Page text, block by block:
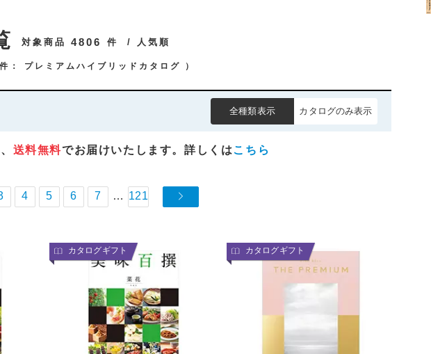
対象商品 4806 件 / 人気順
： プレミアムハイブリッドカタログ ）
全種類表示 カタログのみ表示
送料無料でお届けいたします。詳しくはこちら
4 5 6 7 … 121
カタログギフト カタログギフト